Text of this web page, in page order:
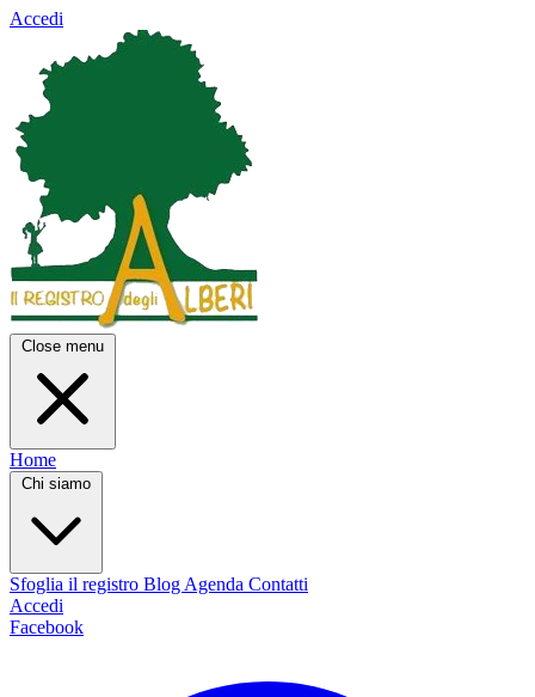
Accedi
Close menu
Home
Chi siamo
Sfoglia il registro Blog Agenda Contatti
Accedi
Facebook